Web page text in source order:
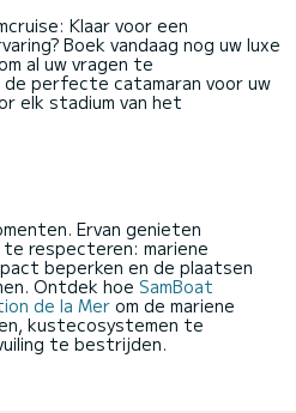
Klaar voor een
Boek vandaag nog uw luxe
al uw vragen te
perfecte catamaran voor uw
elk stadium van het
Ervan genieten
respecteren: mariene
beperken en de plaatsen
Ontdek hoe SamBoat
de la Mer om de mariene
kustecosystemen te
te bestrijden.